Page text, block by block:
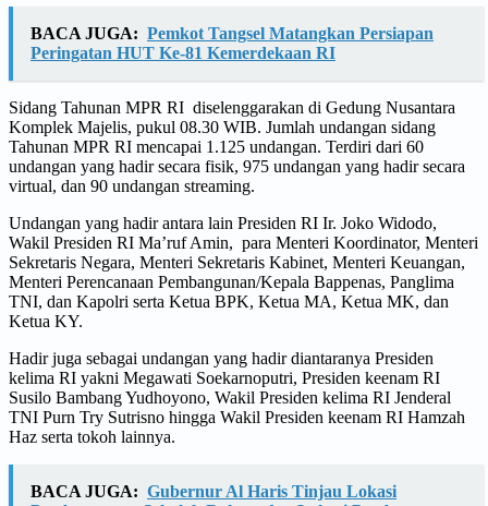
BACA JUGA: Pemkot Tangsel Matangkan Persiapan
Peringatan HUT Ke-81 Kemerdekaan RI
Sidang Tahunan MPR RI diselenggarakan di Gedung Nusantara
Komplek Majelis, pukul 08.30 WIB. Jumlah undangan sidang
Tahunan MPR RI mencapai 1.125 undangan. Terdiri dari 60
undangan yang hadir secara fisik, 975 undangan yang hadir secara
virtual, dan 90 undangan streaming.
Undangan yang hadir antara lain Presiden RI Ir. Joko Widodo,
Wakil Presiden RI Ma’ruf Amin, para Menteri Koordinator, Menteri
Sekretaris Negara, Menteri Sekretaris Kabinet, Menteri Keuangan,
Menteri Perencanaan Pembangunan/Kepala Bappenas, Panglima
TNI, dan Kapolri serta Ketua BPK, Ketua MA, Ketua MK, dan
Ketua KY.
Hadir juga sebagai undangan yang hadir diantaranya Presiden
kelima RI yakni Megawati Soekarnoputri, Presiden keenam RI
Susilo Bambang Yudhoyono, Wakil Presiden kelima RI Jenderal
TNI Purn Try Sutrisno hingga Wakil Presiden keenam RI Hamzah
Haz serta tokoh lainnya.
BACA JUGA: Gubernur Al Haris Tinjau Lokasi